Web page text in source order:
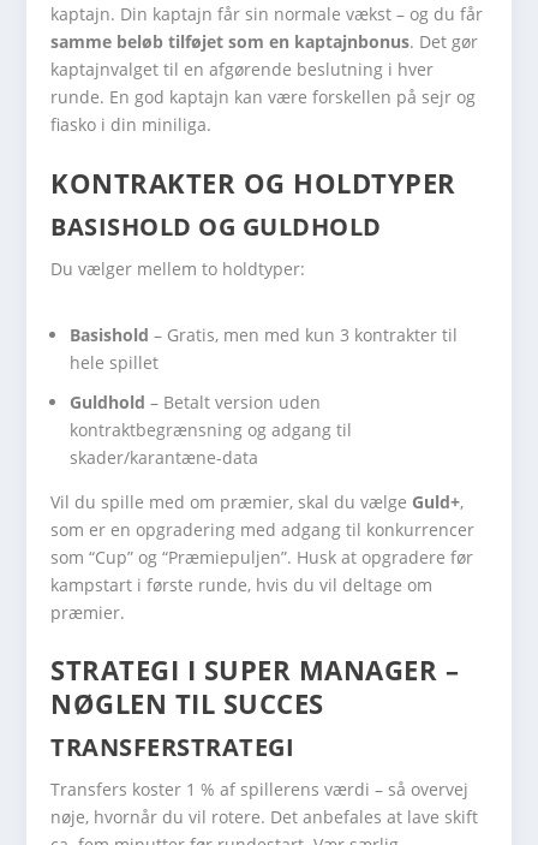
kaptajn. Din kaptajn får sin normale vækst – og du får
samme beløb tilføjet som en kaptajnbonus. Det gør
kaptajnvalget til en afgørende beslutning i hver
runde. En god kaptajn kan være forskellen på sejr og
fiasko i din miniliga.
KONTRAKTER OG HOLDTYPER
BASISHOLD OG GULDHOLD
Du vælger mellem to holdtyper:
Basishold – Gratis, men med kun 3 kontrakter til
hele spillet
Guldhold – Betalt version uden
kontraktbegrænsning og adgang til
skader/karantæne-data
Vil du spille med om præmier, skal du vælge Guld+,
som er en opgradering med adgang til konkurrencer
som “Cup” og “Præmiepuljen”. Husk at opgradere før
kampstart i første runde, hvis du vil deltage om
præmier.
STRATEGI I SUPER MANAGER –
NØGLEN TIL SUCCES
TRANSFERSTRATEGI
Transfers koster 1 % af spillerens værdi – så overvej
nøje, hvornår du vil rotere. Det anbefales at lave skift